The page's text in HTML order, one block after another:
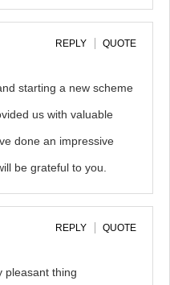
REPLY QUOTE
starting a new scheme
us with valuable
done an impressive
be grateful to you.
REPLY QUOTE
pleasant thing